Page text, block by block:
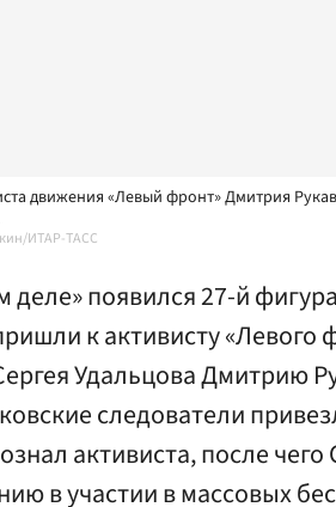
движения «Левый фронт» Дмитрия
ИТАР-ТАСС
деле» появился 27-й
к активисту «Левого
Удальцова Дмитрию
следователи
активиста, после
в участии в массовых